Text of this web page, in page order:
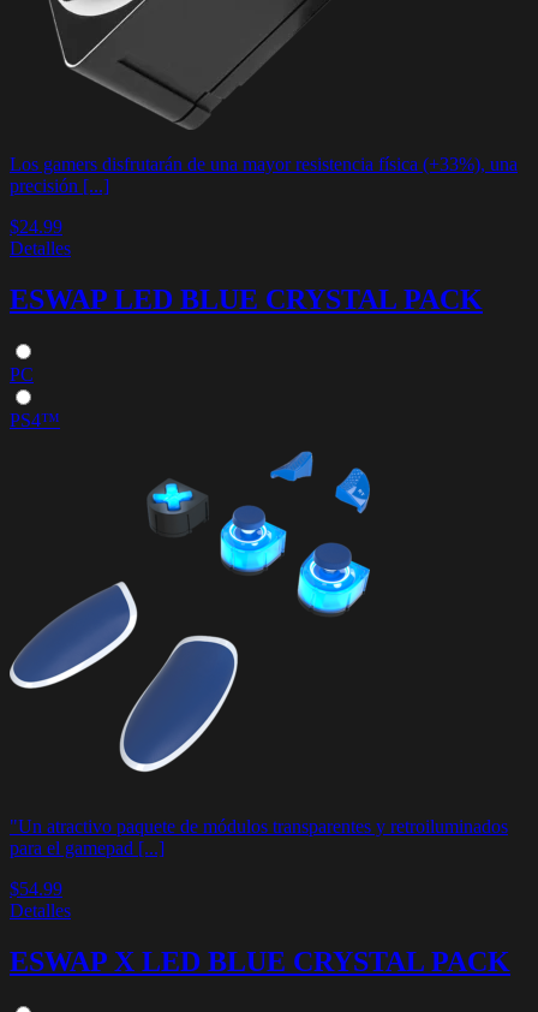
Los gamers disfrutarán de una mayor resistencia física (+33%), una
precisión [...]
$24.99
Detalles
ESWAP LED BLUE CRYSTAL PACK
PC
PS4™
"Un atractivo paquete de módulos transparentes y retroiluminados
para el gamepad [...]
$54.99
Detalles
ESWAP X LED BLUE CRYSTAL PACK